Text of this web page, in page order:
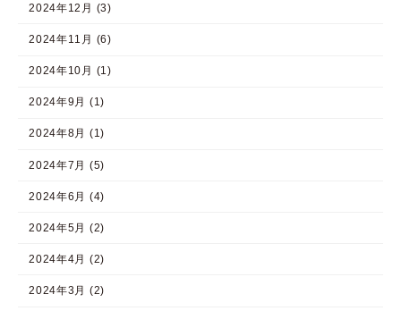
2024年12月 (3)
2024年11月 (6)
2024年10月 (1)
2024年9月 (1)
2024年8月 (1)
2024年7月 (5)
2024年6月 (4)
2024年5月 (2)
2024年4月 (2)
2024年3月 (2)